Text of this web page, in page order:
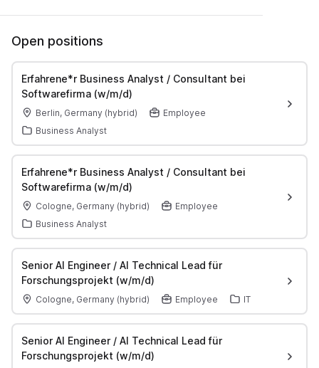
Open positions
Erfahrene*r Business Analyst / Consultant bei
Softwarefirma (w/m/d)
Berlin, Germany (hybrid)
Employee
Business Analyst
Erfahrene*r Business Analyst / Consultant bei
Softwarefirma (w/m/d)
Cologne, Germany (hybrid)
Employee
Business Analyst
Senior AI Engineer / AI Technical Lead für
Forschungsprojekt (w/m/d)
Cologne, Germany (hybrid) Employee IT
Senior AI Engineer / AI Technical Lead für
Forschungsprojekt (w/m/d)